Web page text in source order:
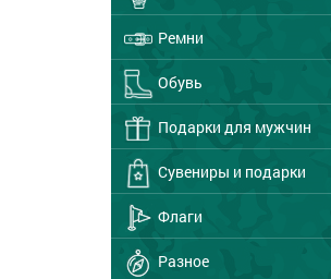
Ремни
Обувь
Подарки для мужчин
Сувениры и подарки
Флаги
Разное